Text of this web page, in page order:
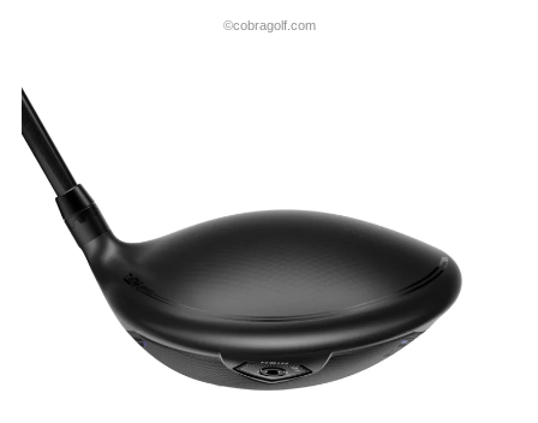
©cobragolf.com